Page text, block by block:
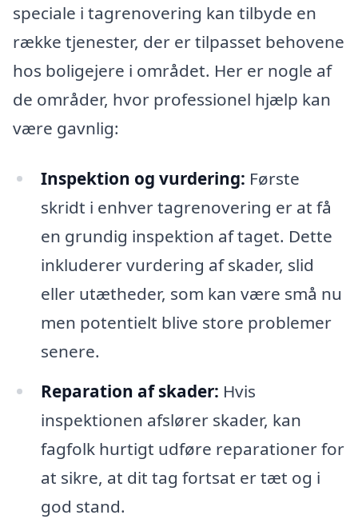
speciale i tagrenovering kan tilbyde en
række tjenester, der er tilpasset behovene
hos boligejere i området. Her er nogle af
de områder, hvor professionel hjælp kan
være gavnlig:
Inspektion og vurdering: Første
skridt i enhver tagrenovering er at få
en grundig inspektion af taget. Dette
inkluderer vurdering af skader, slid
eller utætheder, som kan være små nu
men potentielt blive store problemer
senere.
Reparation af skader: Hvis
inspektionen afslører skader, kan
fagfolk hurtigt udføre reparationer for
at sikre, at dit tag fortsat er tæt og i
god stand.